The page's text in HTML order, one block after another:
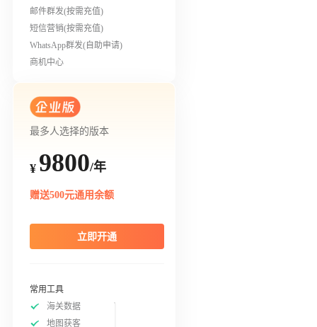
邮件群发(按需充值)
短信营销(按需充值)
WhatsApp群发(自助申请)
商机中心
最多人选择的版本
¥ 9800/年
赠送500元通用余额
立即开通
常用工具
海关数据
地图获客